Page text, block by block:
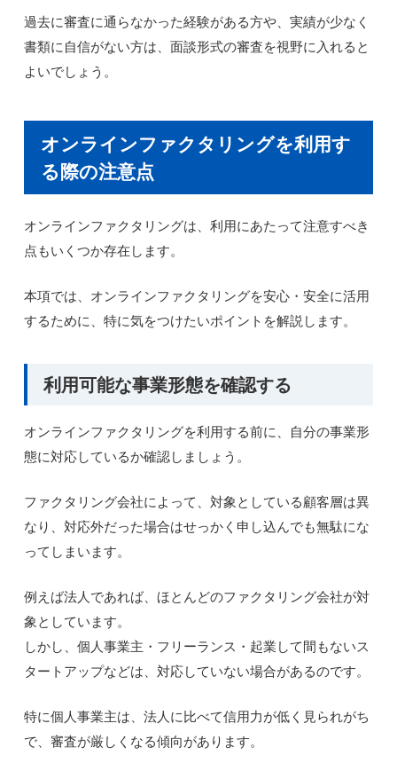
過去に審査に通らなかった経験がある方や、実績が少なく
書類に自信がない方は、面談形式の審査を視野に入れると
よいでしょう。
オンラインファクタリングを利用す
る際の注意点
オンラインファクタリングは、利用にあたって注意すべき
点もいくつか存在します。
本項では、オンラインファクタリングを安心・安全に活用
するために、特に気をつけたいポイントを解説します。
利用可能な事業形態を確認する
オンラインファクタリングを利用する前に、自分の事業形
態に対応しているか確認しましょう。
ファクタリング会社によって、対象としている顧客層は異
なり、対応外だった場合はせっかく申し込んでも無駄にな
ってしまいます。
例えば法人であれば、ほとんどのファクタリング会社が対
象としています。
しかし、個人事業主・フリーランス・起業して間もないス
タートアップなどは、対応していない場合があるのです。
特に個人事業主は、法人に比べて信用力が低く見られがち
で、審査が厳しくなる傾向があります。